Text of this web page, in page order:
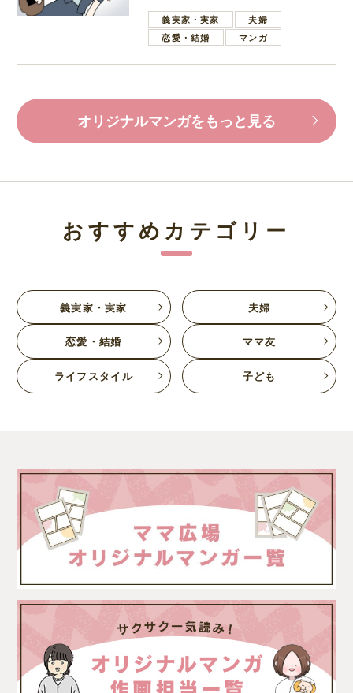
葉で励ます夫
義実家・実家
夫婦
恋愛・結婚
マンガ
オリジナルマンガをもっと見る
おすすめカテゴリー
義実家・実家 夫婦
恋愛・結婚 ママ友
ライフスタイル 子ども